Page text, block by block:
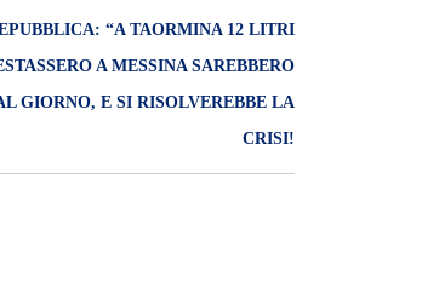
“A TAORMINA 12 LITRI
A MESSINA SAREBBERO
GIORNO, E SI RISOLVEREBBE LA
CRISI!